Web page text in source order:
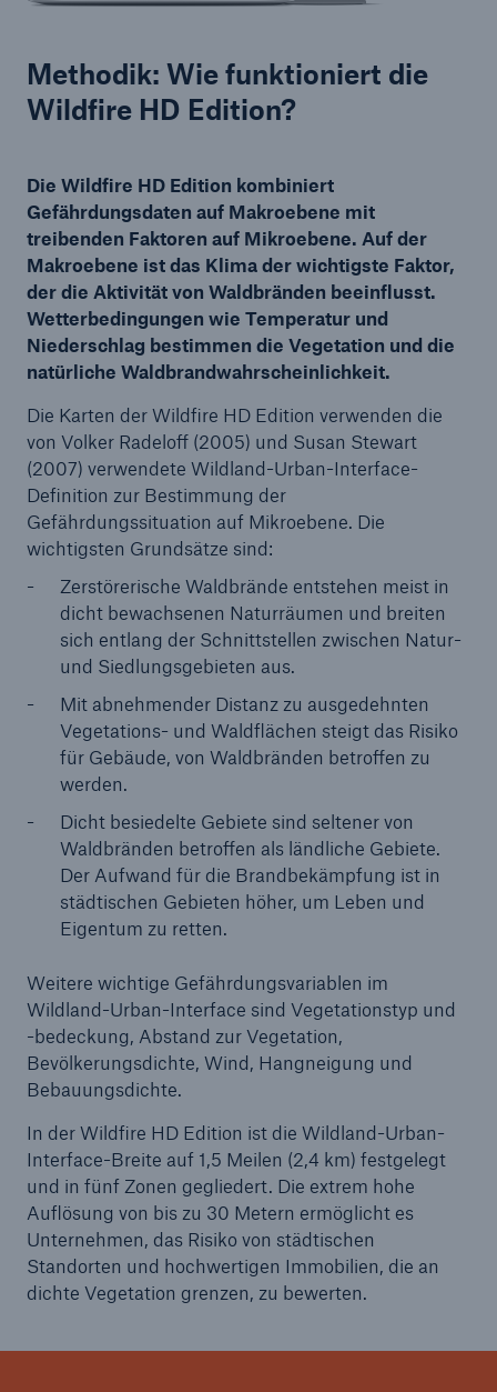
Methodik: Wie funktioniert die
Wildfire HD Edition?
Die Wildfire HD Edition kombiniert
Gefährdungsdaten auf Makroebene mit
treibenden Faktoren auf Mikroebene. Auf der
Makroebene ist das Klima der wichtigste Faktor,
der die Aktivität von Waldbränden beeinflusst.
Wetterbedingungen wie Temperatur und
Niederschlag bestimmen die Vegetation und die
natürliche Waldbrandwahrscheinlichkeit.
Die Karten der Wildfire HD Edition verwenden die
von Volker Radeloff (2005) und Susan Stewart
(2007) verwendete Wildland-Urban-Interface-
Definition zur Bestimmung der
Gefährdungssituation auf Mikroebene. Die
wichtigsten Grundsätze sind:
Zerstörerische Waldbrände entstehen meist in
dicht bewachsenen Naturräumen und breiten
sich entlang der Schnittstellen zwischen Natur-
und Siedlungsgebieten aus.
Mit abnehmender Distanz zu ausgedehnten
Vegetations- und Waldflächen steigt das Risiko
für Gebäude, von Waldbränden betroffen zu
werden.
Dicht besiedelte Gebiete sind seltener von
Waldbränden betroffen als ländliche Gebiete.
Der Aufwand für die Brandbekämpfung ist in
städtischen Gebieten höher, um Leben und
Eigentum zu retten.
Weitere wichtige Gefährdungsvariablen im
Wildland-Urban-Interface sind Vegetationstyp und
-bedeckung, Abstand zur Vegetation,
Bevölkerungsdichte, Wind, Hangneigung und
Bebauungsdichte.
In der Wildfire HD Edition ist die Wildland-Urban-
Interface-Breite auf 1,5 Meilen (2,4 km) festgelegt
und in fünf Zonen gegliedert. Die extrem hohe
Auflösung von bis zu 30 Metern ermöglicht es
Unternehmen, das Risiko von städtischen
Standorten und hochwertigen Immobilien, die an
dichte Vegetation grenzen, zu bewerten.